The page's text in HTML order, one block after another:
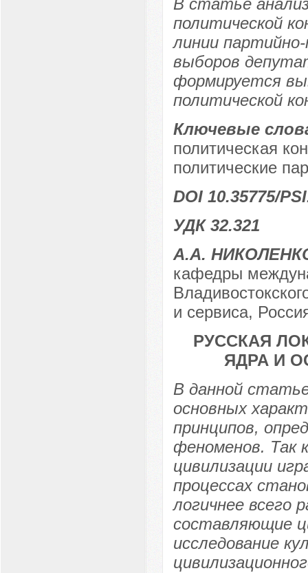
В статье
политической
линии партийно-
выборов
формируется
политической
Ключевые
политическая
политические
DOI 10.35775/
УДК 32.321
А.А.
кафедры
и сервиса,
РУССКАЯ
ЯДРА И
В данной
основных
принципов,
феноменов. Так
цивилизации
процессах
логичнее всего
составляющие
исследование